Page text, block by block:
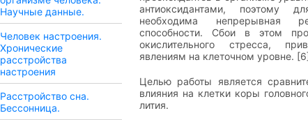
Научные данные.
Человек настроения.
Хронические
расстройства
настроения
Расстройство сна.
Бессонница.
антиоксидантами, поэтому
необходима непрерывная
способности. Сбои в этом
окислительного стресса,
явлениям на клеточном уровне.
Целью работы является
влияния на клетки коры
лития.